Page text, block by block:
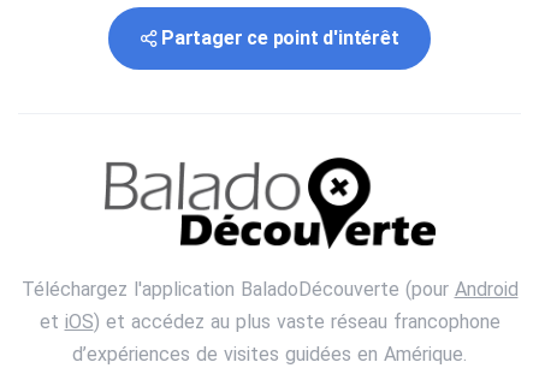
Partager ce point d'intérêt
Téléchargez l'application BaladoDécouverte (pour Android
et iOS) et accédez au plus vaste réseau francophone
d’expériences de visites guidées en Amérique.